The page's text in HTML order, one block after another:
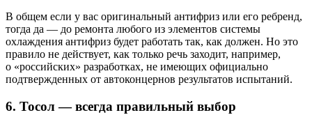
В общем если у вас оригинальный антифриз или его ребренд,
тогда да — до ремонта любого из элементов системы
охлаждения антифриз будет работать так, как должен. Но это
правило не действует, как только речь заходит, например,
о «российских» разработках, не имеющих официально
подтвержденных от автоконцернов результатов испытаний.
6. Тосол — всегда правильный выбор